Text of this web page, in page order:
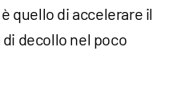
quello di accelerare il
decollo nel poco